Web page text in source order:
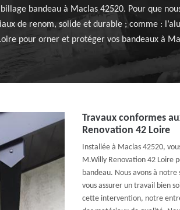
bandeau à Maclas 42520. Pour que
de renom, solide et durable ; comme :
pour orner et protéger vos bandeaux à
Travaux conformes
Renovation 42 Loire
Installée à Maclas 42520,
M.Willy Renovation 42 Loire
bandeau. Nous avons à
vous assurer un travail bien
cette intervention, notre